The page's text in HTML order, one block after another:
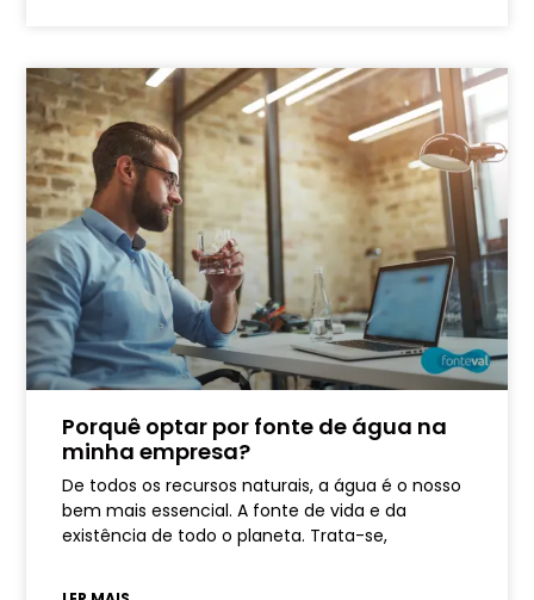
Porquê optar por fonte de água na
minha empresa?
De todos os recursos naturais, a água é o nosso
bem mais essencial. A fonte de vida e da
existência de todo o planeta. Trata-se,